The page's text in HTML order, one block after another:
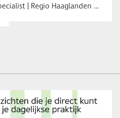
Opticien / Contactlensspecialist | Regio Haaglanden & Rotterdam Saludos uit …